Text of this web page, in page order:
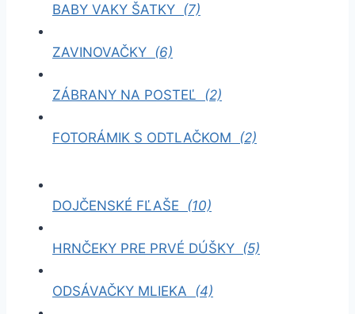
BABY VAKY ŠATKY (7)
ZAVINOVAČKY (6)
ZÁBRANY NA POSTEĽ (2)
FOTORÁMIK S ODTLAČKOM (2)
DOJČENSKÉ FĽAŠE (10)
HRNČEKY PRE PRVÉ DÚŠKY (5)
ODSÁVAČKY MLIEKA (4)